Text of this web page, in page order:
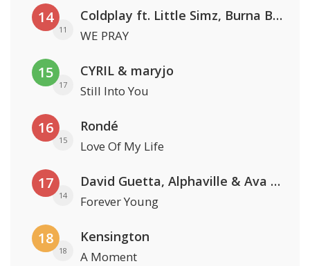
14
11
Coldplay ft. Little Simz, Burna Boy, Elyanna & Tini
WE PRAY
15
17
CYRIL & maryjo
Still Into You
16
15
Rondé
Love Of My Life
17
14
David Guetta, Alphaville & Ava Max
Forever Young
18
18
Kensington
A Moment